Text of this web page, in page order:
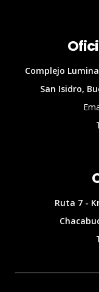
Complejo
San Isidro,
Ruta 7 -